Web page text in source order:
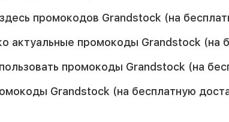
промокодов Grandstock (на
актуальные промокоды Grandstock (на
промокоды Grandstock (на
Grandstock (на бесплатную